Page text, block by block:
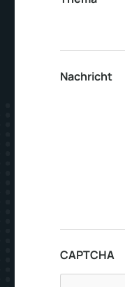
Nachricht
CAPTCHA